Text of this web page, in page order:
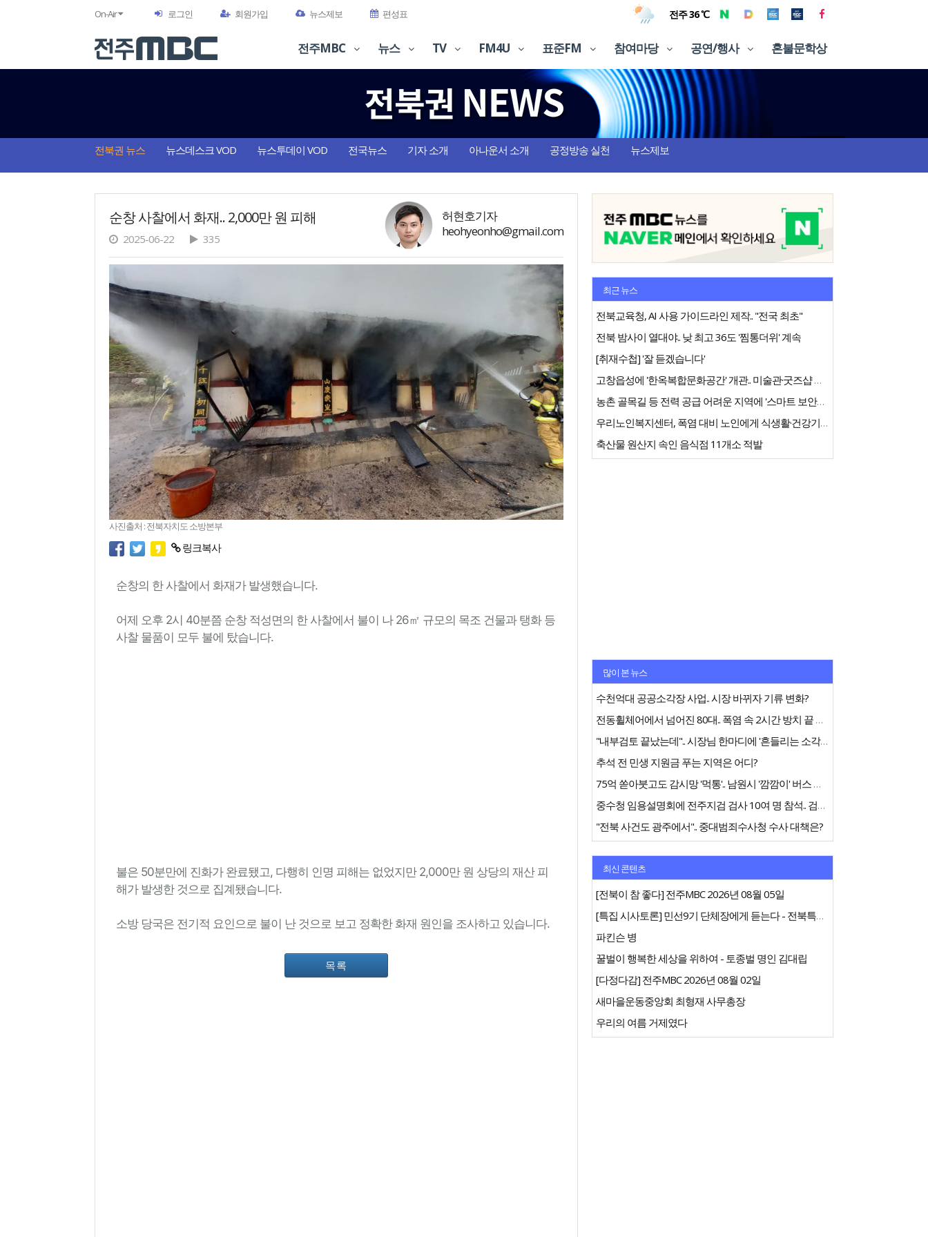
On-Air 로그인 회원가입 뉴스제보 편성표 전주 36 ℃
전주MBC 뉴스 TV FM4U 표준FM 참여마당 공연/행사 혼불문학상
전북권 뉴스 뉴스데스크 VOD 뉴스투데이 VOD 전국뉴스 기자 소개 아나운서 소개 공정방송 실천 뉴스제보
순창 사찰에서 화재.. 2,000만 원 피해
2025-06-22 335
허현호기자
heohyeonho@gmail.com
사진출처 : 전북자치도 소방본부
링크복사
순창의 한 사찰에서 화재가 발생했습니다.
어제 오후 2시 40분쯤 순창 적성면의 한 사찰에서 불이 나 26㎡ 규모의 목조 건물과 탱화 등
사찰 물품이 모두 불에 탔습니다.
불은 50분만에 진화가 완료됐고, 다행히 인명 피해는 없었지만 2,000만 원 상당의 재산 피
해가 발생한 것으로 집계됐습니다.
소방 당국은 전기적 요인으로 불이 난 것으로 보고 정확한 화재 원인을 조사하고 있습니다.
목록
최근 뉴스
전북교육청, AI 사용 가이드라인 제작.. "전국 최초"
전북 밤사이 열대야.. 낮 최고 36도 '찜통더위' 계속
[취재수첩] '잘 듣겠습니다'
고창읍성에 '한옥복합문화공간' 개관.. 미술관·굿즈샵 갖춰
농촌 골목길 등 전력 공급 어려운 지역에 '스마트 보안등' 도입
우리노인복지센터, 폭염 대비 노인에게 식생활·건강기능식품 긴급 지원
축산물 원산지 속인 음식점 11개소 적발
많이 본 뉴스
수천억대 공공소각장 사업.. 시장 바뀌자 기류 변화?
전동휠체어에서 넘어진 80대.. 폭염 속 2시간 방치 끝 숨져
"내부검토 끝났는데".. 시장님 한마디에 '흔들리는 소각장'
추석 전 민생 지원금 푸는 지역은 어디?
75억 쏟아붓고도 감시망 '먹통'.. 남원시 '깜깜이' 버스 행정
중수청 임용설명회에 전주지검 검사 10여 명 참석.. 검사들 '신중론'
"전북 사건도 광주에서".. 중대범죄수사청 수사 대책은?
최신 콘텐츠
[전북이 참 좋다] 전주MBC 2026년 08월 05일
[특집 시사토론] 민선9기 단체장에게 듣는다 - 전북특별자치도지사
파킨슨 병
꿀벌이 행복한 세상을 위하여 - 토종벌 명인 김대립
[다정다감] 전주MBC 2026년 08월 02일
새마을운동중앙회 최형재 사무총장
우리의 여름 거제였다